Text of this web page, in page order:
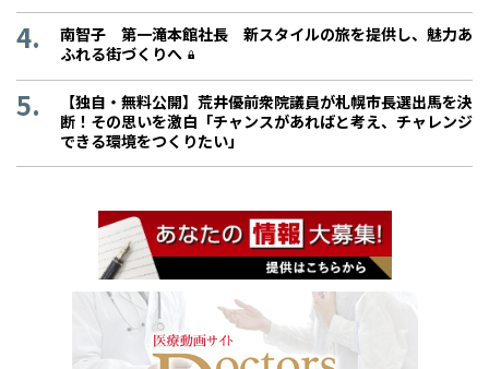
南智子 第一滝本館社長 新スタイルの旅を提供し、魅力あ
ふれる街づくりへ
【独自・無料公開】荒井優前衆院議員が札幌市長選出馬を決
断！その思いを激白「チャンスがあればと考え、チャレンジ
できる環境をつくりたい」